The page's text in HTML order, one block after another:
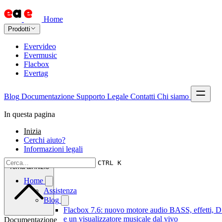
Home
Prodotti
Evervideo
Evermusic
Flacbox
Evertag
Blog Documentazione Supporto Legale Contatti Chi siamo
CTRL K
Home
Assistenza
Blog
Flacbox 7.6: nuovo motore audio BASS, effetti,
e un visualizzatore musicale dal vivo
In questa pagina
Inizia
Cerchi aiuto?
Informazioni legali
Torna all'inizio
Documentazione